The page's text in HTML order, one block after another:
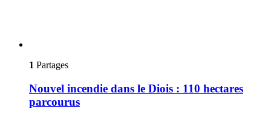
1 Partages
Nouvel incendie dans le Diois : 110 hectares
parcourus